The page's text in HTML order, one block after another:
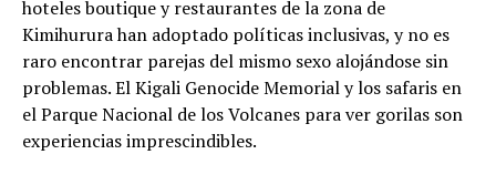
hoteles boutique y restaurantes de la zona de
Kimihurura han adoptado políticas inclusivas, y no es
raro encontrar parejas del mismo sexo alojándose sin
problemas. El Kigali Genocide Memorial y los safaris en
el Parque Nacional de los Volcanes para ver gorilas son
experiencias imprescindibles.